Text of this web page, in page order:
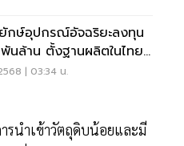
กษ์อุปกรณ์อัจฉริยะลงทุน
นล้าน ตั้งฐานผลิตในไทย
อาเซียน
| 03:34 น.
รนำเข้าวัตถุดิบน้อยและมี